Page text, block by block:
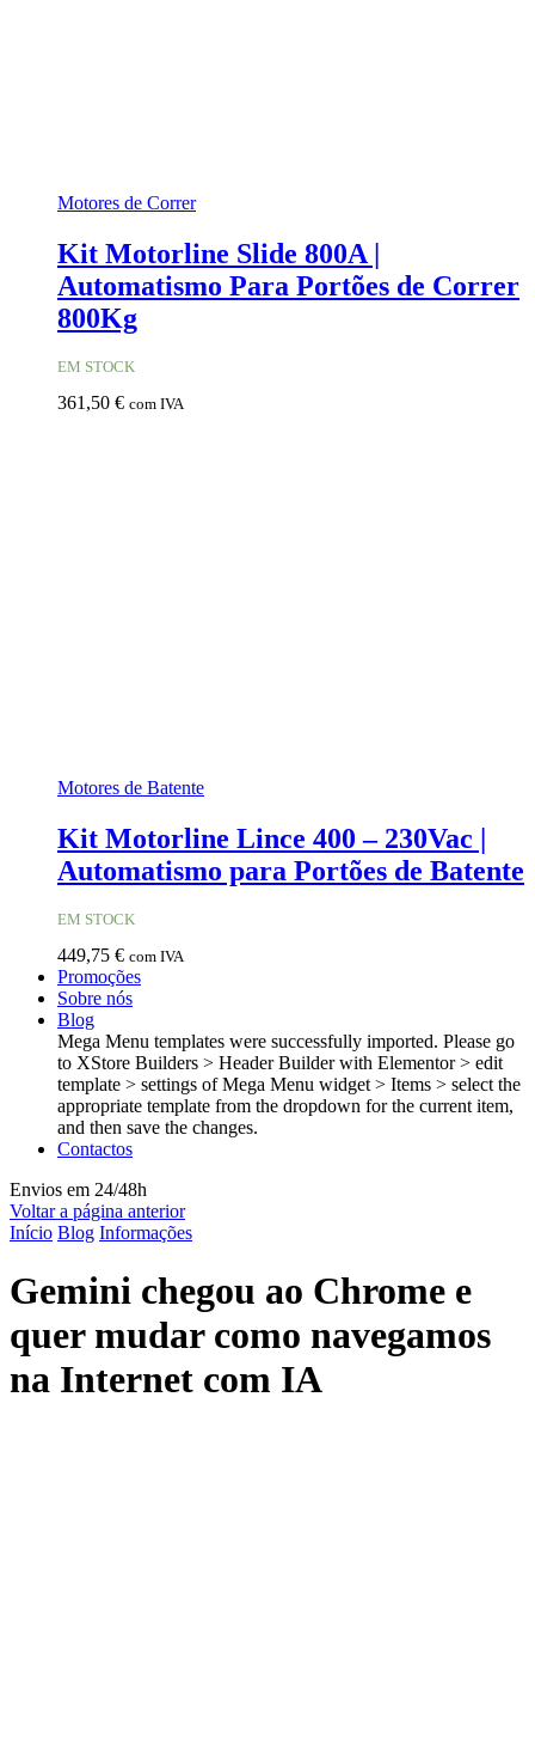
Motores de Correr
Kit Motorline Slide 800A |
Automatismo Para Portões de Correr
800Kg
EM STOCK
361,50 € com IVA
Motores de Batente
Kit Motorline Lince 400 – 230Vac |
Automatismo para Portões de Batente
EM STOCK
449,75 € com IVA
Promoções
Sobre nós
Blog
Mega Menu templates were successfully imported. Please go
to XStore Builders > Header Builder with Elementor > edit
template > settings of Mega Menu widget > Items > select the
appropriate template from the dropdown for the current item,
and then save the changes.
Contactos
Envios em 24/48h
Voltar a página anterior
Início Blog Informações
Gemini chegou ao Chrome e
quer mudar como navegamos
na Internet com IA